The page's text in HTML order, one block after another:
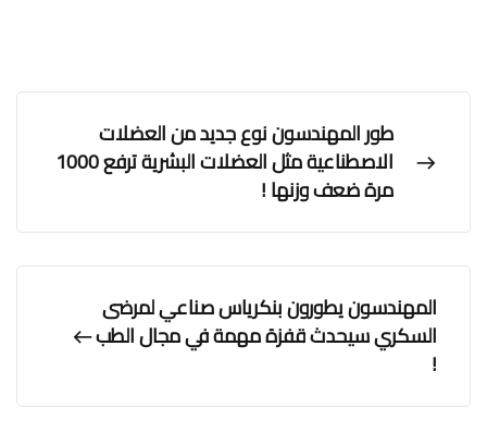
طور المهندسون نوع جديد من العضلات
الاصطناعية مثل العضلات البشرية ترفع 1000
مرة ضعف وزنها !
المهندسون يطورون بنكرياس صناعي لمرضى
السكري سيحدث قفزة مهمة في مجال الطب
!